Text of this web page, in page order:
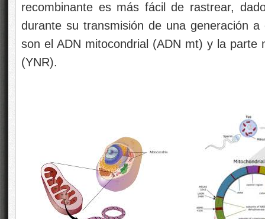
recombinante es más fácil de rastrear,
durante su transmisión de una generación
son el ADN mitocondrial (ADN mt) y la parte
(YNR).